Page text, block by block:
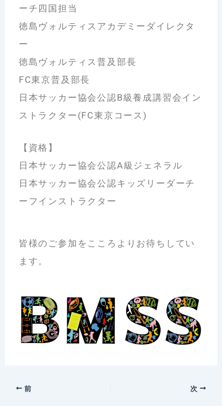
ーチ四国担当
徳島ヴォルティスアカデミーダイレクタ
ー
徳島ヴォルティス普及部長
FC東京普及部長
日本サッカー協会公認B級養成講習会イン
ストラクター(FC東京コース)
【資格】
日本サッカー協会公認A級ジェネラル
日本サッカー協会公認キッズリーダーチ
ーフインストラクター
皆様のご参加をこころよりお待ちしてい
ます。
前 次